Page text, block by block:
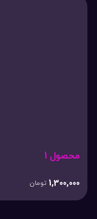
محصول 1
1,300,000 تومان